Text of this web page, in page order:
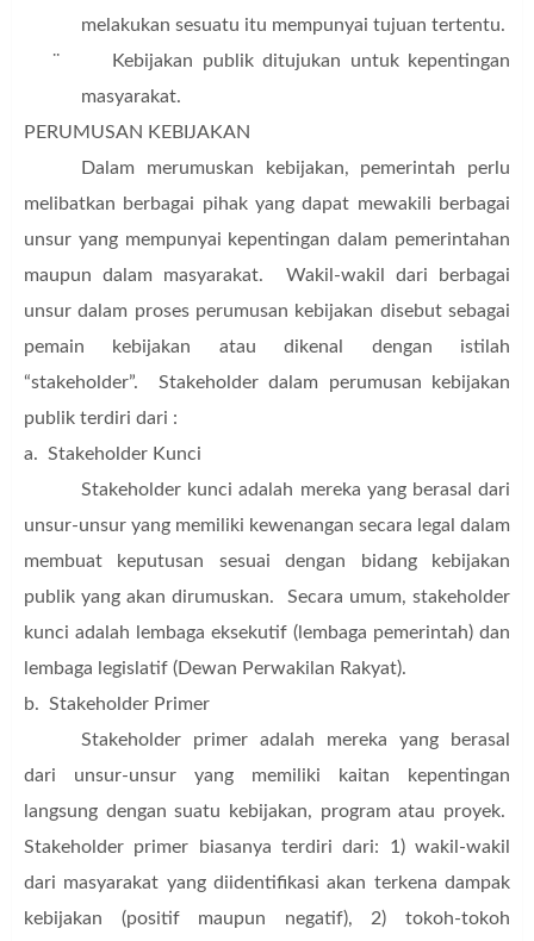
melakukan sesuatu itu mempunyai tujuan tertentu.
¨
Kebijakan publik ditujukan untuk kepentingan
masyarakat.
PERUMUSAN KEBIJAKAN
Dalam merumuskan kebijakan, pemerintah perlu
melibatkan berbagai pihak yang dapat mewakili berbagai
unsur yang mempunyai kepentingan dalam pemerintahan
maupun dalam masyarakat. Wakil-wakil dari berbagai
unsur dalam proses perumusan kebijakan disebut sebagai
pemain kebijakan atau dikenal dengan istilah
“stakeholder”. Stakeholder dalam perumusan kebijakan
publik terdiri dari :
a. Stakeholder Kunci
Stakeholder kunci adalah mereka yang berasal dari
unsur-unsur yang memiliki kewenangan secara legal dalam
membuat keputusan sesuai dengan bidang kebijakan
publik yang akan dirumuskan. Secara umum, stakeholder
kunci adalah lembaga eksekutif (lembaga pemerintah) dan
lembaga legislatif (Dewan Perwakilan Rakyat).
b. Stakeholder Primer
Stakeholder primer adalah mereka yang berasal
dari unsur-unsur yang memiliki kaitan kepentingan
langsung dengan suatu kebijakan, program atau proyek.
Stakeholder primer biasanya terdiri dari: 1) wakil-wakil
dari masyarakat yang diidentifikasi akan terkena dampak
kebijakan (positif maupun negatif), 2) tokoh-tokoh